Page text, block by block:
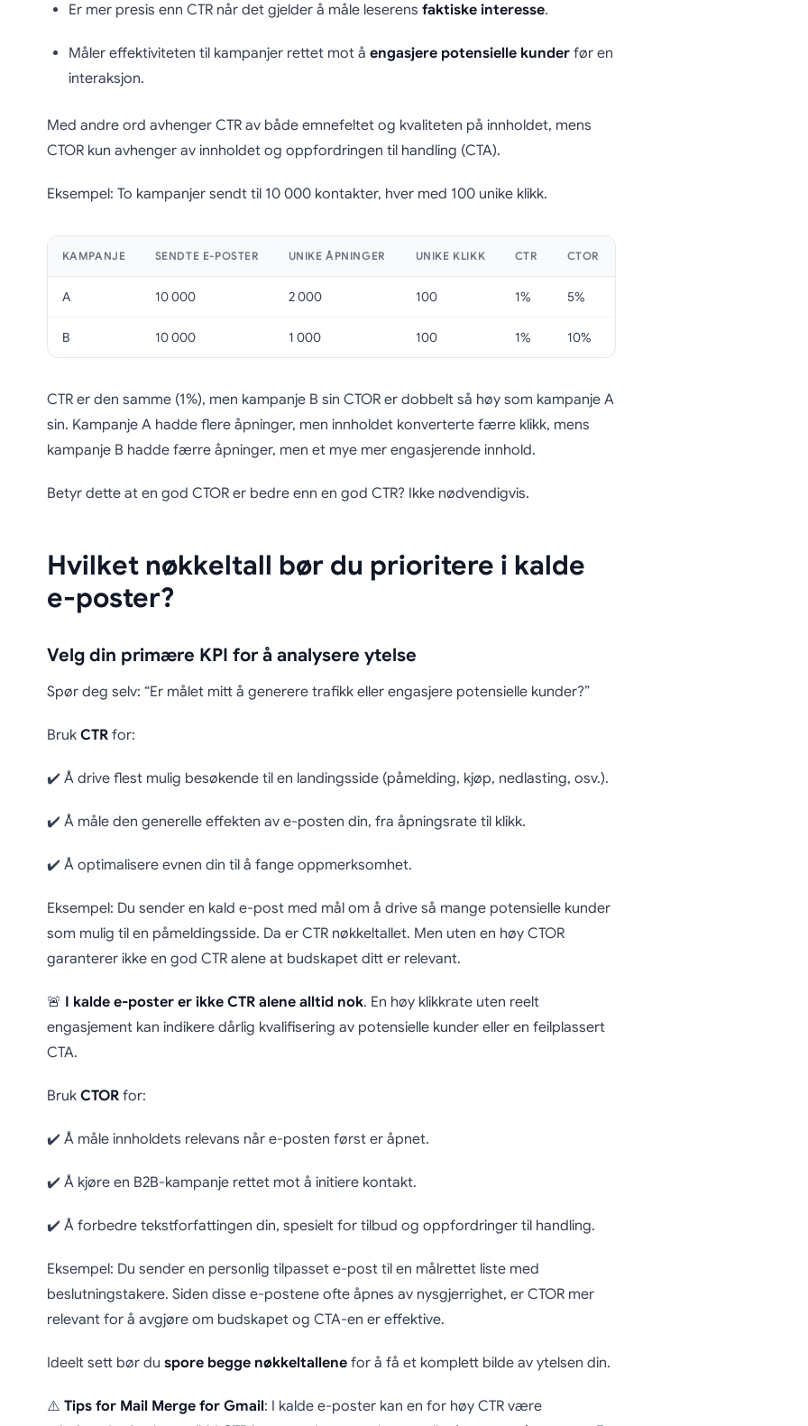
Er mer presis enn CTR når det gjelder å måle leserens faktiske interesse.
Måler effektiviteten til kampanjer rettet mot å engasjere potensielle kunderfør en
interaksjon.
Med andre ord avhenger CTR av både emnefeltet og kvaliteten på innholdet, mens
CTOR kun avhenger av innholdet og oppfordringen til handling (CTA).
Eksempel: To kampanjer sendt til 10 000 kontakter, hver med 100 unike klikk.
KAMPANJE SENDTE E-POSTER UNIKE ÅPNINGER UNIKE KLIKK CTR CTOR
A 10 000 2 000 100 1% 5%
B 10 000 1 000 100 1% 10%
CTR er den samme (1%), men kampanje B sin CTOR er dobbelt så høy som kampanje A
sin. Kampanje A hadde flere åpninger, men innholdet konverterte færre klikk, mens
kampanje B hadde færre åpninger, men et mye mer engasjerende innhold.
Betyr dette at en god CTOR er bedre enn en god CTR? Ikke nødvendigvis.
Hvilket nøkkeltall bør du prioritere i kalde
e-poster?
Velg din primære KPI for å analysere ytelse
Spør deg selv: “Er målet mitt å generere trafikk eller engasjere potensielle kunder?”
Bruk CTRfor:
✔️ Å drive flest mulig besøkende til en landingsside (påmelding, kjøp, nedlasting, osv.).
✔️ Å måle den generelle effekten av e-posten din, fra åpningsrate til klikk.
✔️ Å optimalisere evnen din til å fange oppmerksomhet.
Eksempel: Du sender en kald e-post med mål om å drive så mange potensielle kunder
som mulig til en påmeldingsside. Da er CTR nøkkeltallet. Men uten en høy CTOR
garanterer ikke en god CTR alene at budskapet ditt er relevant.
🚨 I kalde e-poster er ikke CTR alene alltid nok. En høy klikkrate uten reelt
engasjement kan indikere dårlig kvalifisering av potensielle kunder eller en feilplassert
CTA.
Bruk CTORfor:
✔️ Å måle innholdets relevans når e-posten først er åpnet.
✔️ Å kjøre en B2B-kampanje rettet mot å initiere kontakt.
✔️ Å forbedre tekstforfattingen din, spesielt for tilbud og oppfordringer til handling.
Eksempel: Du sender en personlig tilpasset e-post til en målrettet liste med
beslutningstakere. Siden disse e-postene ofte åpnes av nysgjerrighet, er CTOR mer
relevant for å avgjøre om budskapet og CTA-en er effektive.
Ideelt sett bør du spore begge nøkkeltallenefor å få et komplett bilde av ytelsen din.
⚠️ Tips for Mail Merge for Gmail: I kalde e-poster kan en for høy CTR være